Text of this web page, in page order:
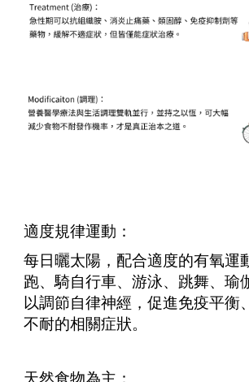
適度規律運動：
每日曬太陽，配合適度的有氧運
跑、 騎自行車、游泳、跳舞、瑜
以調節自律神經，促進免疫平衡
不耐的相關症狀。
天然食物為主：